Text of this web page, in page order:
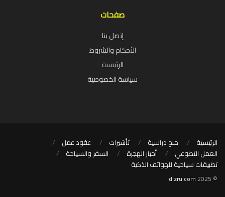
صفحات
إتصل بنا
الأحكام والشروط
الرئيسية
سياسة الخصوصية
الرئيسية منح دراسية تأشيرات
عقود عمل
العمل التطوعي
أخبار الهجرة
السفر والسياحة
تطبيقات سياحية للهواتف الذكية
© 2025
dlzru.com